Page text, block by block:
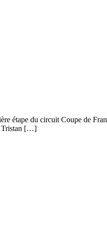
étape du circuit Coupe de
Tristan […]